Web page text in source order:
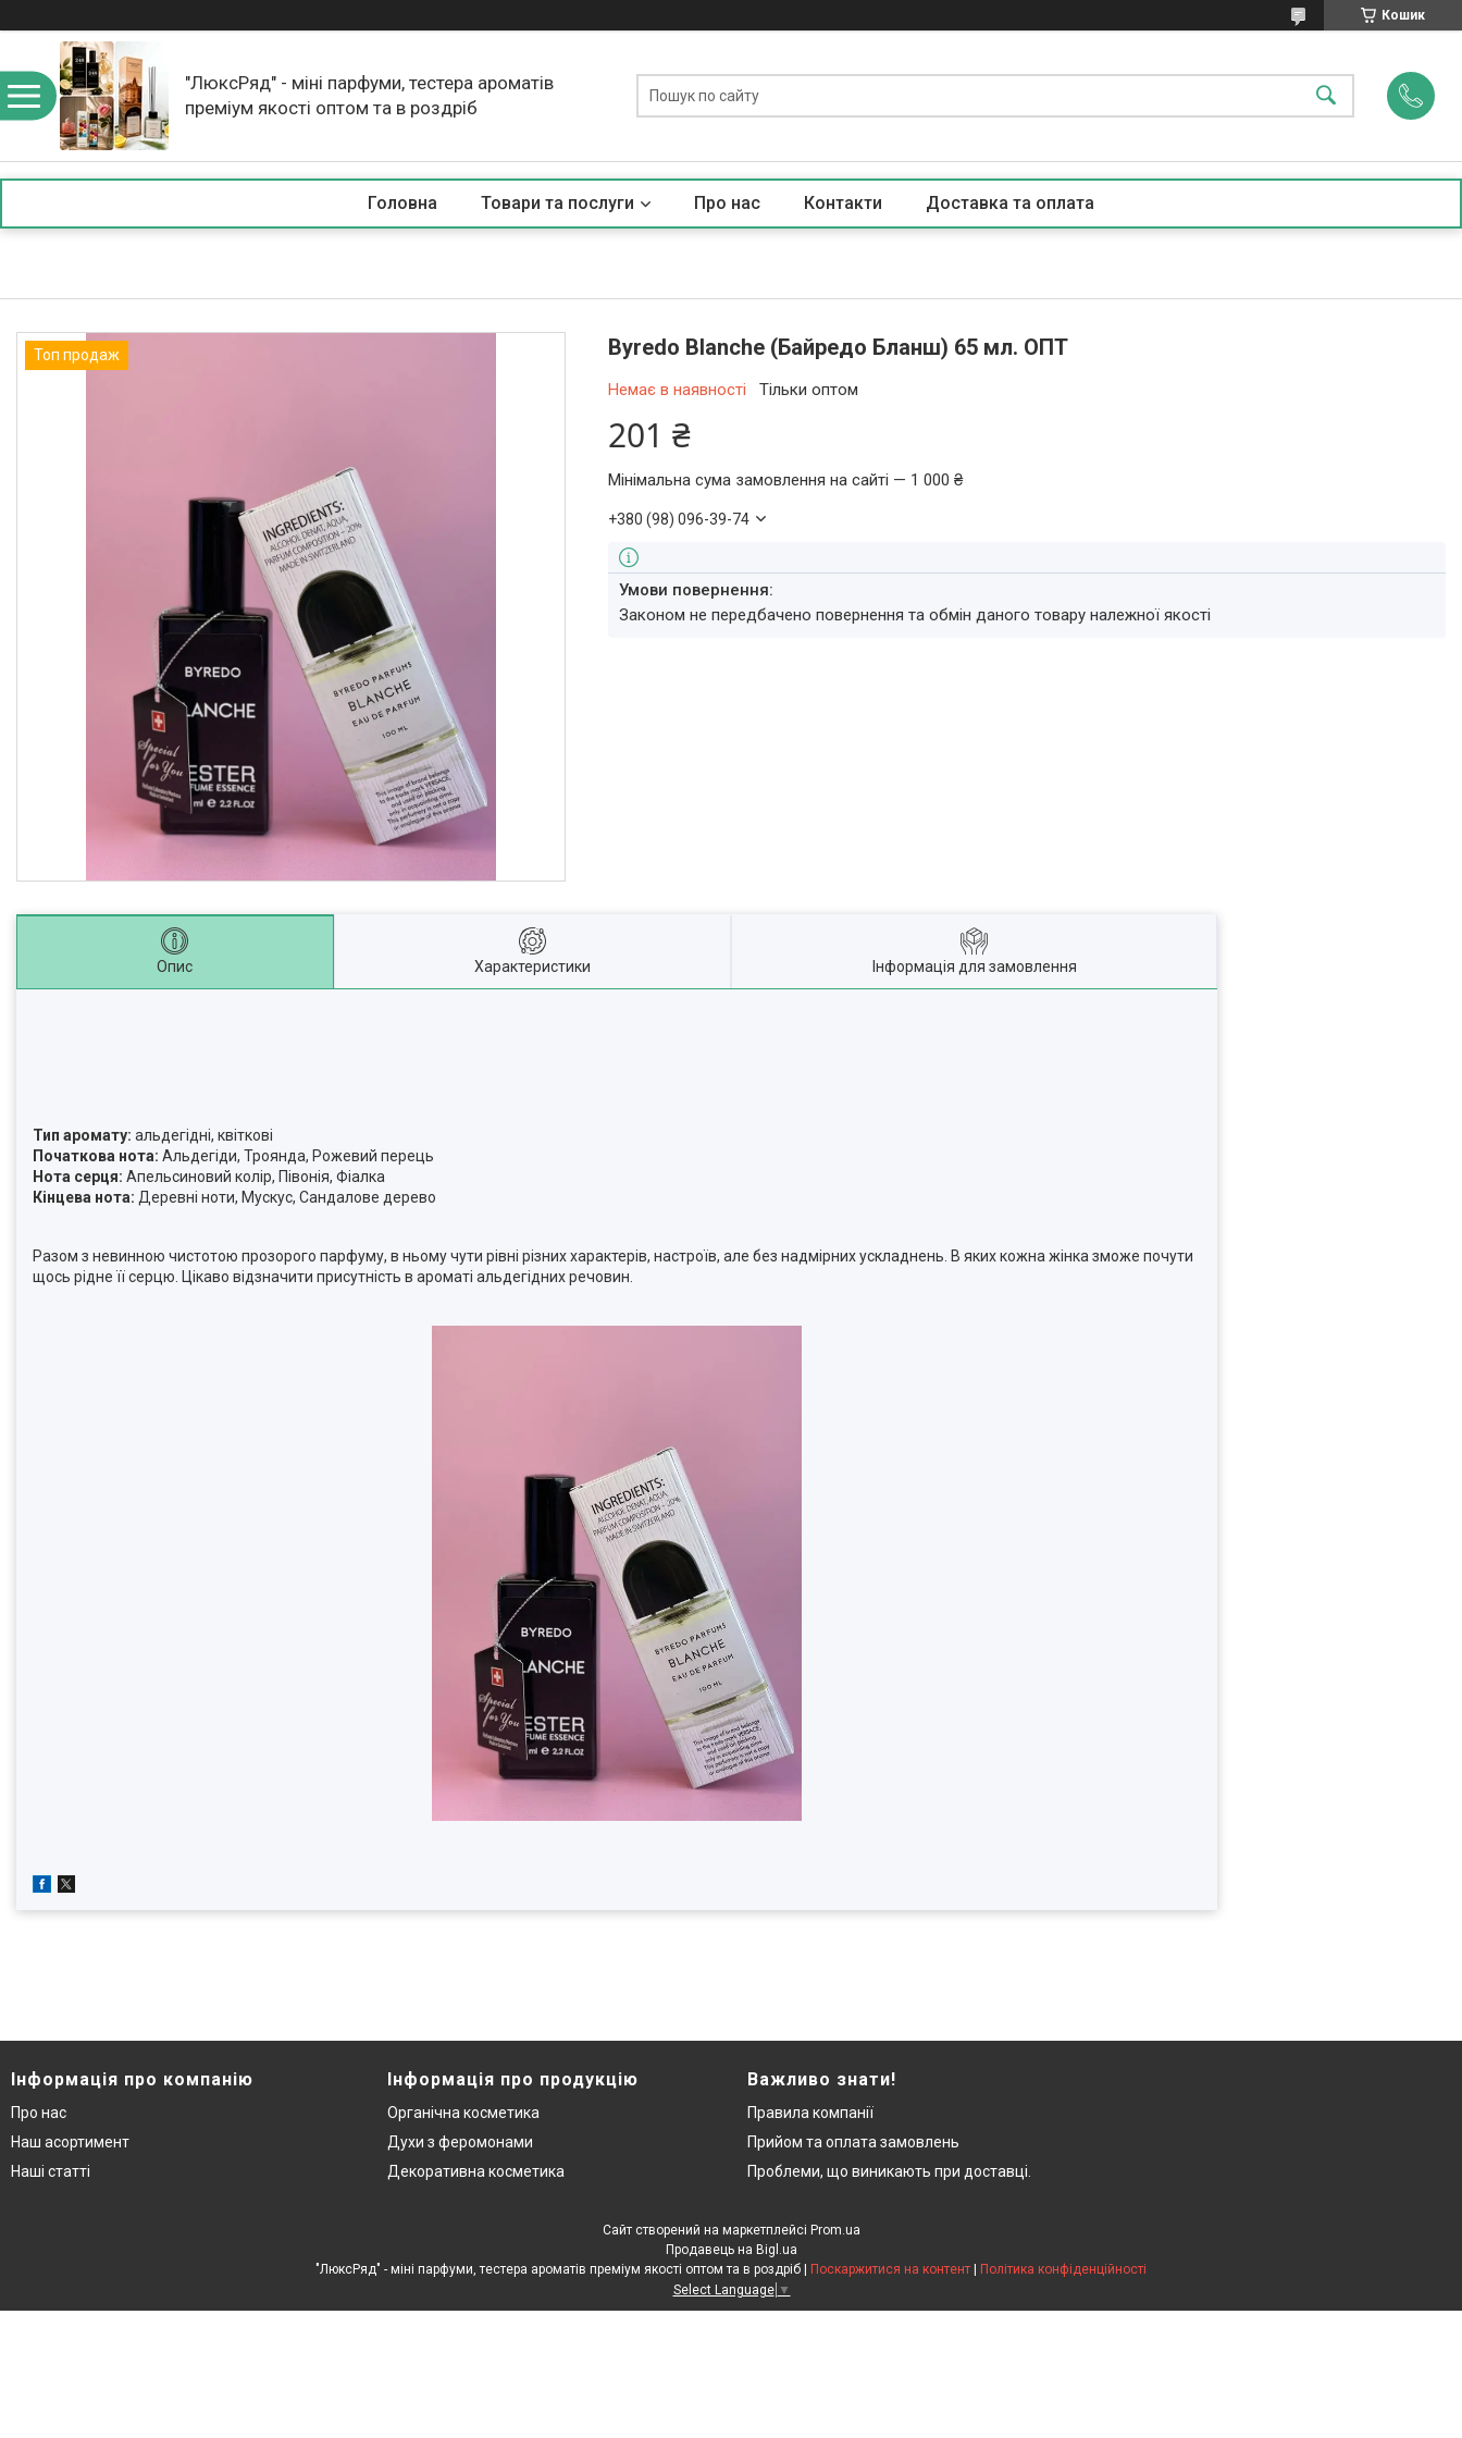
Кошик
"ЛюксРяд" - міні парфуми, тестера ароматів
преміум якості оптом та в роздріб
Головна Товари та послуги Про нас Контакти Доставка та оплата
Топ продаж Byredo Blanche (Байредо Бланш) 65 мл. ОПТ
Немає в наявності Тільки оптом
201 ₴
Мінімальна сума замовлення на сайті — 1 000 ₴
+380 (98) 096-39-74
Законом не передбачено повернення та обмін даного товару належної якості
Опис Характеристики Інформація для замовлення
Тип аромату: альдегідні, квіткові
Початкова нота: Альдегіди, Троянда, Рожевий перець
Нота серця: Апельсиновий колір, Півонія, Фіалка
Кінцева нота: Деревні ноти, Мускус, Сандалове дерево
Разом з невинною чистотою прозорого парфуму, в ньому чути рівні різних характерів, настроїв, але без надмірних ускладнень. В яких кожна жінка зможе почути
щось рідне її серцю. Цікаво відзначити присутність в ароматі альдегідних речовин.
Інформація про компанію
Про нас
Наш асортимент
Наші статті
Інформація про продукцію
Органічна косметика
Духи з феромонами
Декоративна косметика
Важливо знати!
Правила компанії
Прийом та оплата замовлень
Проблеми, що виникають при доставці.
Сайт створений на маркетплейсі Prom.ua
Продавець на Bigl.ua
"ЛюксРяд" - міні парфуми, тестера ароматів преміум якості оптом та в роздріб | Поскаржитися на контент | Політика конфіденційності
Select Language ▼